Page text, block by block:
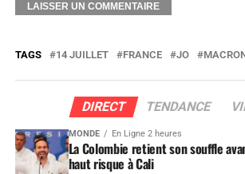
TAGS 14 JUILLET FRANCE JO
DIRECT TENDANCE
MONDE En Ligne 2 heures
La Colombie retient son souffle
haut risque à Cali